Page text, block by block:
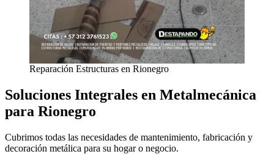
Reparación Estructuras en Rionegro
Soluciones Integrales en Metalmecánica
para Rionegro
Cubrimos todas las necesidades de mantenimiento, fabricación y
decoración metálica para su hogar o negocio.